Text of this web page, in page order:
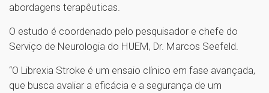
abordagens terapêuticas.
O estudo é coordenado pelo pesquisador e chefe do
Serviço de Neurologia do HUEM, Dr. Marcos Seefeld.
“O Librexia Stroke é um ensaio clínico em fase avançada,
que busca avaliar a eficácia e a segurança de um